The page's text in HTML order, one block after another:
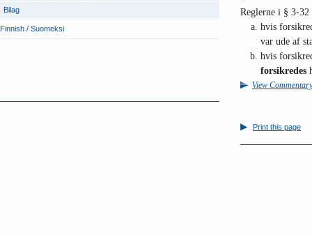
Bilag
Finnish / Suomeksi
Reglerne i § 3-
hvis
var ude af
hvis
forsikredes
View Commentary
Print this page